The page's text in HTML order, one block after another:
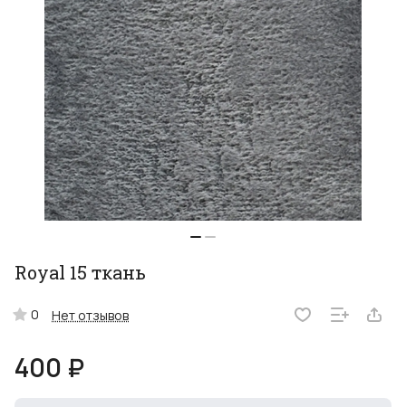
Royal 15 ткань
0 Нет отзывов
400 ₽